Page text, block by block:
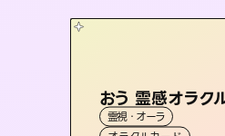
おう 霊感オラク
霊視・オーラアイリス -
西洋占星術セラピス
霊視・オーラ
彗望
霊視・オーラ